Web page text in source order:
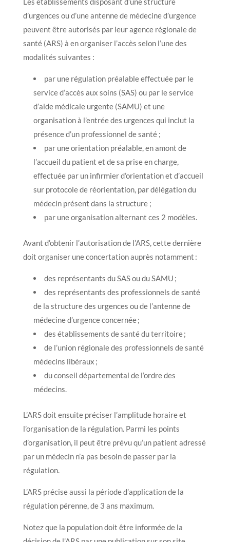
d’urgences ou d’une antenne de médecine d’urgence
peuvent être autorisés par leur agence régionale de
santé (ARS) à en organiser l’accès selon l’une des
modalités suivantes :
par une régulation préalable effectuée par le
service d’accès aux soins (SAS) ou par le service
d’aide médicale urgente (SAMU) et une
organisation à l’entrée des urgences qui inclut la
présence d’un professionnel de santé ;
par une orientation préalable, en amont de
l’accueil du patient et de sa prise en charge,
effectuée par un infirmier d’orientation et d’accueil
sur protocole de réorientation, par délégation du
médecin présent dans la structure ;
par une organisation alternant ces 2 modèles.
Avant d’obtenir l’autorisation de l’ARS, cette dernière
doit organiser une concertation auprès notamment :
des représentants du SAS ou du SAMU ;
des représentants des professionnels de santé
de la structure des urgences ou de l’antenne de
médecine d’urgence concernée ;
des établissements de santé du territoire ;
de l’union régionale des professionnels de santé
médecins libéraux ;
du conseil départemental de l’ordre des
médecins.
L’ARS doit ensuite préciser l’amplitude horaire et
l’organisation de la régulation. Parmi les points
d’organisation, il peut être prévu qu’un patient adressé
par un médecin n’a pas besoin de passer par la
régulation.
L’ARS précise aussi la période d’application de la
régulation pérenne, de 3 ans maximum.
Notez que la population doit être informée de la